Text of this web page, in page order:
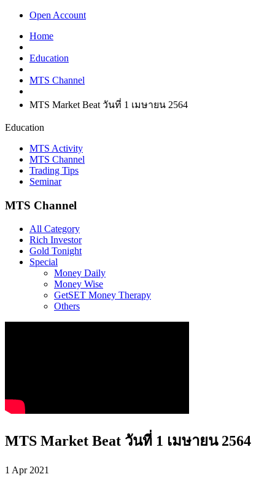
Open Account
Home
Education
MTS Channel
MTS Market Beat วันที่ 1 เมษายน 2564
Education
MTS Activity
MTS Channel
Trading Tips
Seminar
MTS Channel
All Category
Rich Investor
Gold Tonight
Special
Money Daily
Money Wise
GetSET Money Therapy
Others
MTS Market Beat วันที่ 1 เมษายน 2564
1 Apr 2021